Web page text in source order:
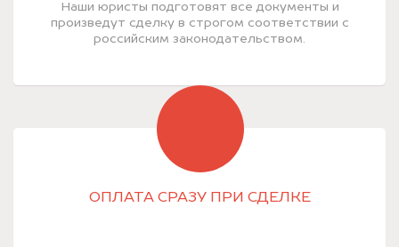
Наши юристы подготовят все документы и
произведут сделку в строгом соответствии с
российским законодательством.
ОПЛАТА СРАЗУ ПРИ СДЕЛКЕ